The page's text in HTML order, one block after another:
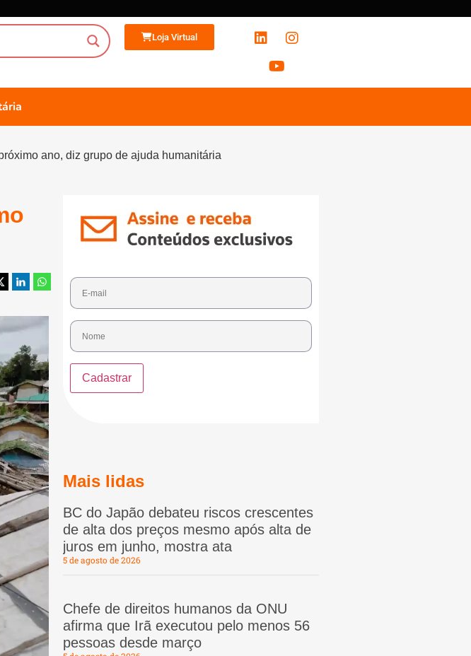
Loja Virtual
ano, diz grupo de ajuda humanitária
Mais lidas
BC do Japão debateu riscos crescentes
de alta dos preços mesmo após alta de
juros em junho, mostra ata
5 de agosto de 2026
Chefe de direitos humanos da ONU
afirma que Irã executou pelo menos 56
pessoas desde março